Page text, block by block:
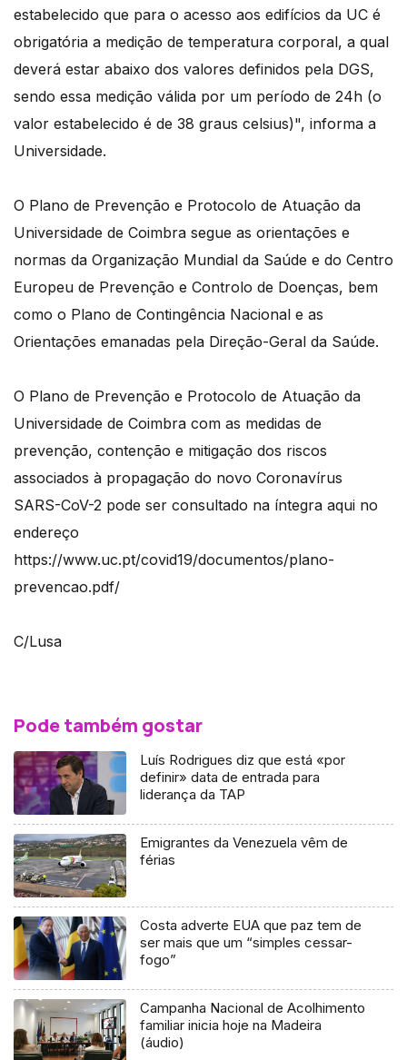
estabelecido que para o acesso aos edifícios da UC é
obrigatória a medição de temperatura corporal, a qual
deverá estar abaixo dos valores definidos pela DGS,
sendo essa medição válida por um período de 24h (o
valor estabelecido é de 38 graus celsius)", informa a
Universidade.
O Plano de Prevenção e Protocolo de Atuação da
Universidade de Coimbra segue as orientações e
normas da Organização Mundial da Saúde e do Centro
Europeu de Prevenção e Controlo de Doenças, bem
como o Plano de Contingência Nacional e as
Orientações emanadas pela Direção-Geral da Saúde.
O Plano de Prevenção e Protocolo de Atuação da
Universidade de Coimbra com as medidas de
prevenção, contenção e mitigação dos riscos
associados à propagação do novo Coronavírus
SARS-CoV-2 pode ser consultado na íntegra aqui no
endereço
https://www.uc.pt/covid19/documentos/plano-
prevencao.pdf/
C/Lusa
Pode também gostar
Luís Rodrigues diz que está «por
definir» data de entrada para
liderança da TAP
Emigrantes da Venezuela vêm de
férias
Costa adverte EUA que paz tem de
ser mais que um “simples cessar-
fogo”
Campanha Nacional de Acolhimento
familiar inicia hoje na Madeira
(áudio)